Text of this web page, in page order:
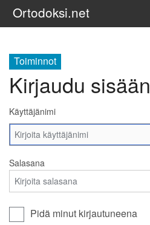
Ortodoksi.net
Toiminnot
Kirjaudu sisään
Käyttäjänimi
Salasana
Pidä minut kirjautuneena